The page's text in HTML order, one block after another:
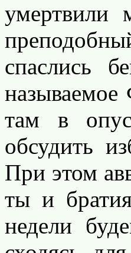
спаслись
называемое
там в
обсудить
При этом
ты и
недели